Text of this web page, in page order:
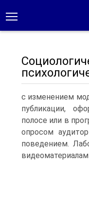
с изменением
публикации,
полосе или в
опросом
поведением.